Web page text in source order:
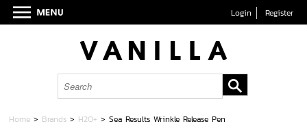
Login Register
Home > Brands > H2O+ >Sea Results Wrinkle Release Pen